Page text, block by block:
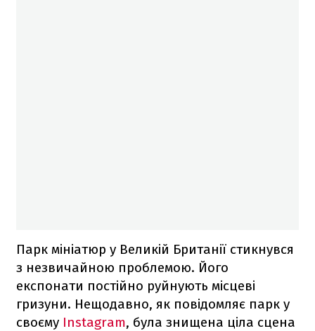
Парк мініатюр у Великій Британії стикнувся
з незвичайною проблемою. Його
експонати постійно руйнують місцеві
гризуни. Нещодавно, як повідомляє парк у
своєму Instagram, була знищена ціла сцена